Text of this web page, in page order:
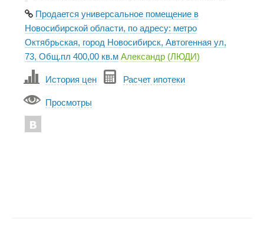
Продается универсальное помещение в
Новосибирской области, по адресу: метро
Октябрьская, город Новосибирск, Автогенная ул,
73, Общ.пл 400,00 кв.м Александр (ЛЮДИ)
История цен Расчет ипотеки
Просмотры